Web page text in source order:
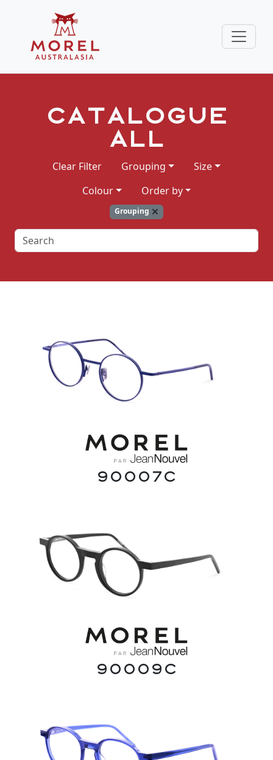
Catalogue
ALL
Clear Filter Grouping
Size
Colour
Order by
Grouping
90007C
90009C